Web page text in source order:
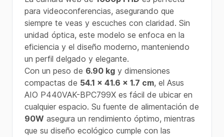
para videoconferencias, asegurando que
siempre te veas y escuches con claridad. Sin
unidad óptica, este modelo se enfoca en la
eficiencia y el diseño moderno, manteniendo
un perfil delgado y elegante.
Con un peso de 6.90 kg y dimensiones
compactas de 54.1 x 41.6 x 1.7 cm, el Asus
AIO P440VAK-BPC799X es fácil de ubicar en
cualquier espacio. Su fuente de alimentación de
90W asegura un rendimiento óptimo, mientras
que su diseño ecológico cumple con las